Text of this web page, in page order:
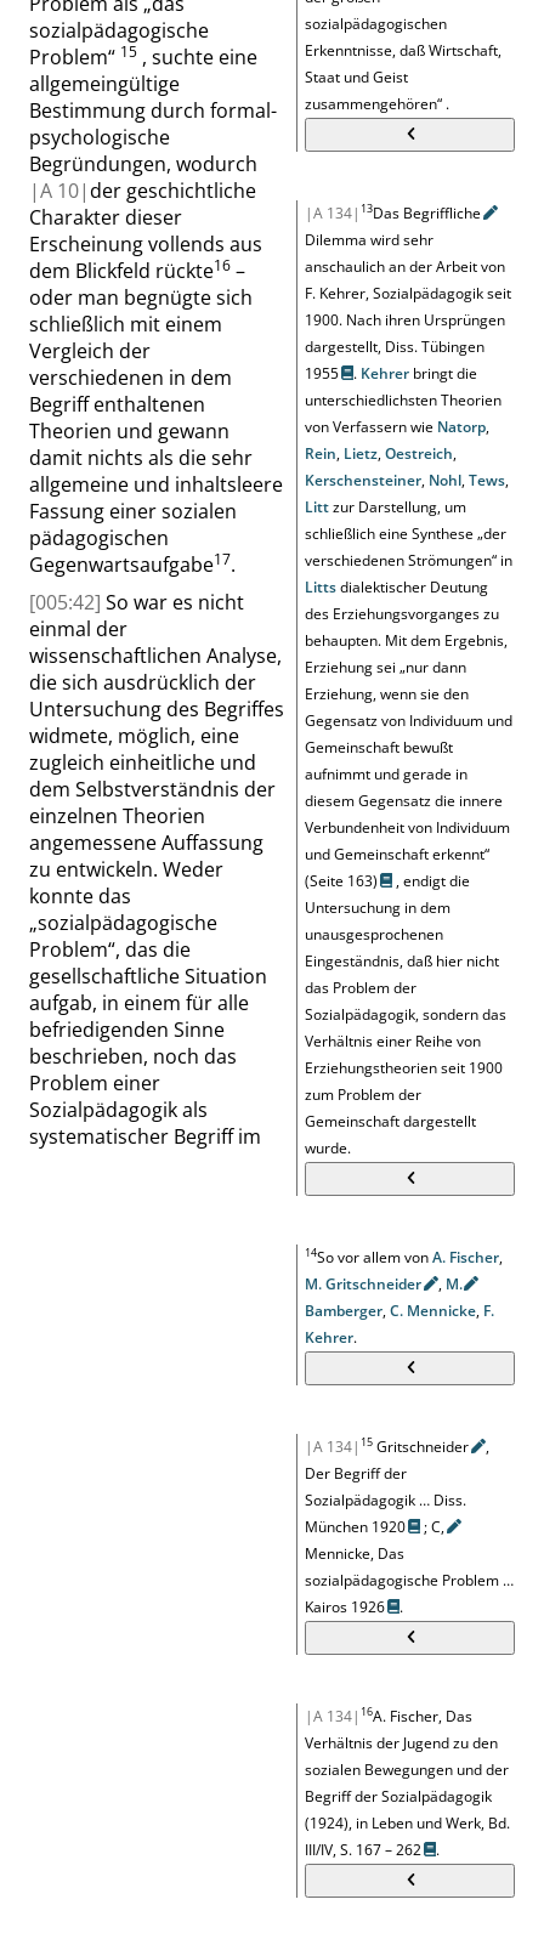
sozialpädagogischen
Erkenntnisse, daß Wirtschaft,
Staat und Geist
zusammengehören“ .
|A 134| 13Das Begriffliche
Dilemma wird sehr
anschaulich an der Arbeit von
F. Kehrer, Sozialpädagogik seit
1900. Nach ihren Ursprüngen
dargestellt, Diss. Tübingen
1955
. Kehrer bringt die
unterschiedlichsten Theorien
von Verfassern wie Natorp,
Rein, Lietz,Oestreich,
Kerschensteiner, Nohl,Tews,
Littzur Darstellung, um
schließlich eine Synthese„der
verschiedenen Strömungen“ in
Littsdialektischer Deutung
des Erziehungsvorganges zu
behaupten. Mit dem Ergebnis,
Erziehung sei „nur dann
Erziehung, wenn sie den
Gegensatz von Individuum und
Gemeinschaft bewußt
aufnimmt und gerade in
diesem Gegensatz die innere
Verbundenheit von Individuum
und Gemeinschaft erkennt“
(Seite 163)
, endigt die
Untersuchung in dem
unausgesprochenen
Eingeständnis, daß hier nicht
das Problem der
Sozialpädagogik, sondern das
Verhältnis einer Reihe von
Erziehungstheorien seit 1900
zum Problem der
Gemeinschaft dargestellt
wurde.
14So vor allem vonA. Fischer,
M.Gritschneider , M.
Bamberger,C. Mennicke, F.
Kehrer.
sozialpädagogische
Problem“ 15
|A 134| 15 Gritschneider
,
Der Begriff der
Sozialpädagogik … Diss.
München 1920
;C,
Mennicke, Das
sozialpädagogische Problem …
Kairos 1926
.
, suchte eine
allgemeingültige
Bestimmung durch formal-
psychologische
Begründungen, wodurch
|A 10|der geschichtliche
Charakter dieser
Erscheinung vollends aus
dem Blickfeld rückte16
|A 134| 16A. Fischer, Das
Verhältnis der Jugend zu den
sozialen Bewegungen und der
Begriff der Sozialpädagogik
(1924), in Leben und Werk, Bd.
III/IV,S. 167 – 262 .
–
oder man begnügte sich
schließlich mit einem
Vergleich der
verschiedenen in dem
Begriff enthaltenen
Theorien und gewann
damit nichts als die sehr
allgemeine und inhaltsleere
Fassung einer sozialen
pädagogischen
Gegenwartsaufgabe17.
[005:42] So war es nicht
einmal der
wissenschaftlichen Analyse,
die sich ausdrücklich der
Untersuchung des Begriffes
widmete, möglich, eine
zugleich einheitliche und
dem Selbstverständnis der
einzelnen Theorien
angemessene Auffassung
zu entwickeln. Weder
konnte das
„sozialpädagogische
Problem“, das die
gesellschaftliche Situation
aufgab, in einem für alle
befriedigenden Sinne
beschrieben, noch das
Problem einer
Sozialpädagogik als
systematischer Begriff im